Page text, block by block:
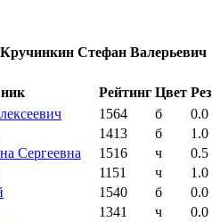
Стефан Валерьевич
Рейтинг Цвет Рез
1564 б 0.0
1413 б 1.0
Сергеевна 1516 ч 0.5
1151 ч 1.0
1540 б 0.0
1341 ч 0.0